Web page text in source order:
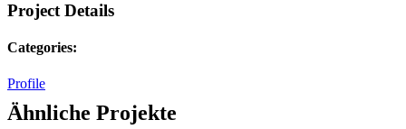
Project Details
Categories:
Profile
Ähnliche Projekte